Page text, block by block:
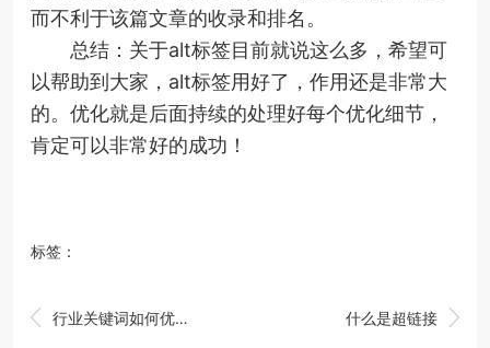
而不利于该篇文章的收录和排名。
总结：关于alt标签目前就说这么多，希望可
以帮助到大家，alt标签用好了，作用还是非常大
的。优化就是后面持续的处理好每个优化细节，
肯定可以非常好的成功！
标签：
 行业关键词如何优化呢 
什么是超链接